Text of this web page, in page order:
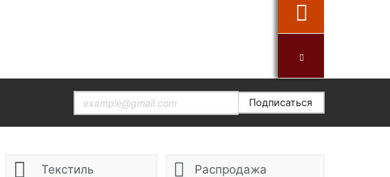
Подписаться
Текстиль Распродажа